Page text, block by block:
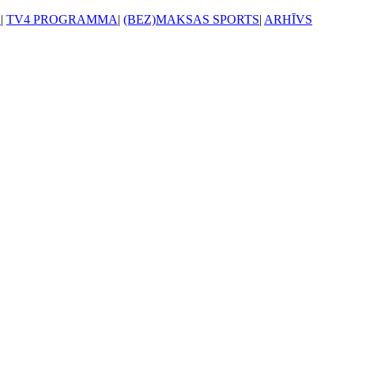
| TV4 PROGRAMMA| (BEZ)MAKSAS SPORTS| ARHĪVS